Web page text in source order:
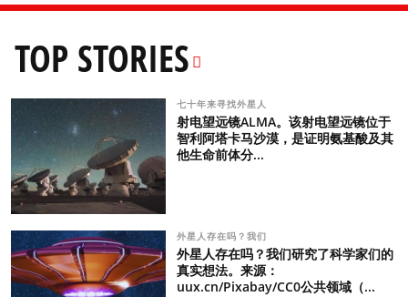
TOP STORIES
七十年来寻找外星人
射电望远镜ALMA。该射电望远镜位于
智利阿塔卡马沙漠，是证明氨基酸及其
他生命前体分...
外星人存在吗？我们
外星人存在吗？我们研究了科学家们的
真实想法。来源：
uux.cn/Pixabay/CC0公共领域（...